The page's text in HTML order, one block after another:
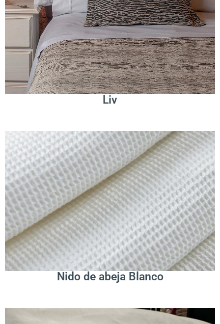
.
Leer Más
Liv
.
Leer Más
Nido de abeja Blanco